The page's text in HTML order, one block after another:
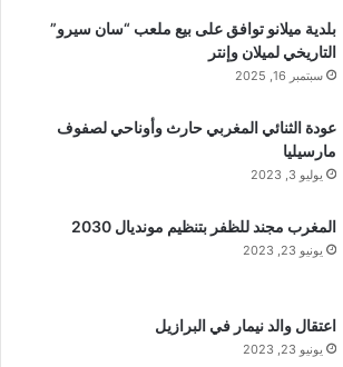
بلدية ميلانو توافق على بيع ملعب “سان سيرو”
التاريخي لميلان وإنتر
سبتمبر 16, 2025
عودة الثنائي المغربي حارث وأوناحي لصفوف
مارسيليا
يوليو 3, 2023
المغرب مجند للظفر بتنظيم مونديال 2030
يونيو 23, 2023
اعتقال والد نيمار في البرازيل
يونيو 23, 2023